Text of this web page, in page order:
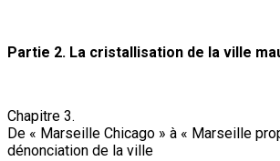
Partie 2. La cristallisation de la ville
Chapitre 3.
De « Marseille Chicago » à « Marseille
dénonciation de la ville